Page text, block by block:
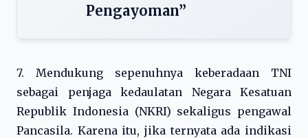
Pengayoman”
7. Mendukung sepenuhnya keberadaan TNI
sebagai penjaga kedaulatan Negara Kesatuan
Republik Indonesia (NKRI) sekaligus pengawal
Pancasila. Karena itu, jika ternyata ada indikasi